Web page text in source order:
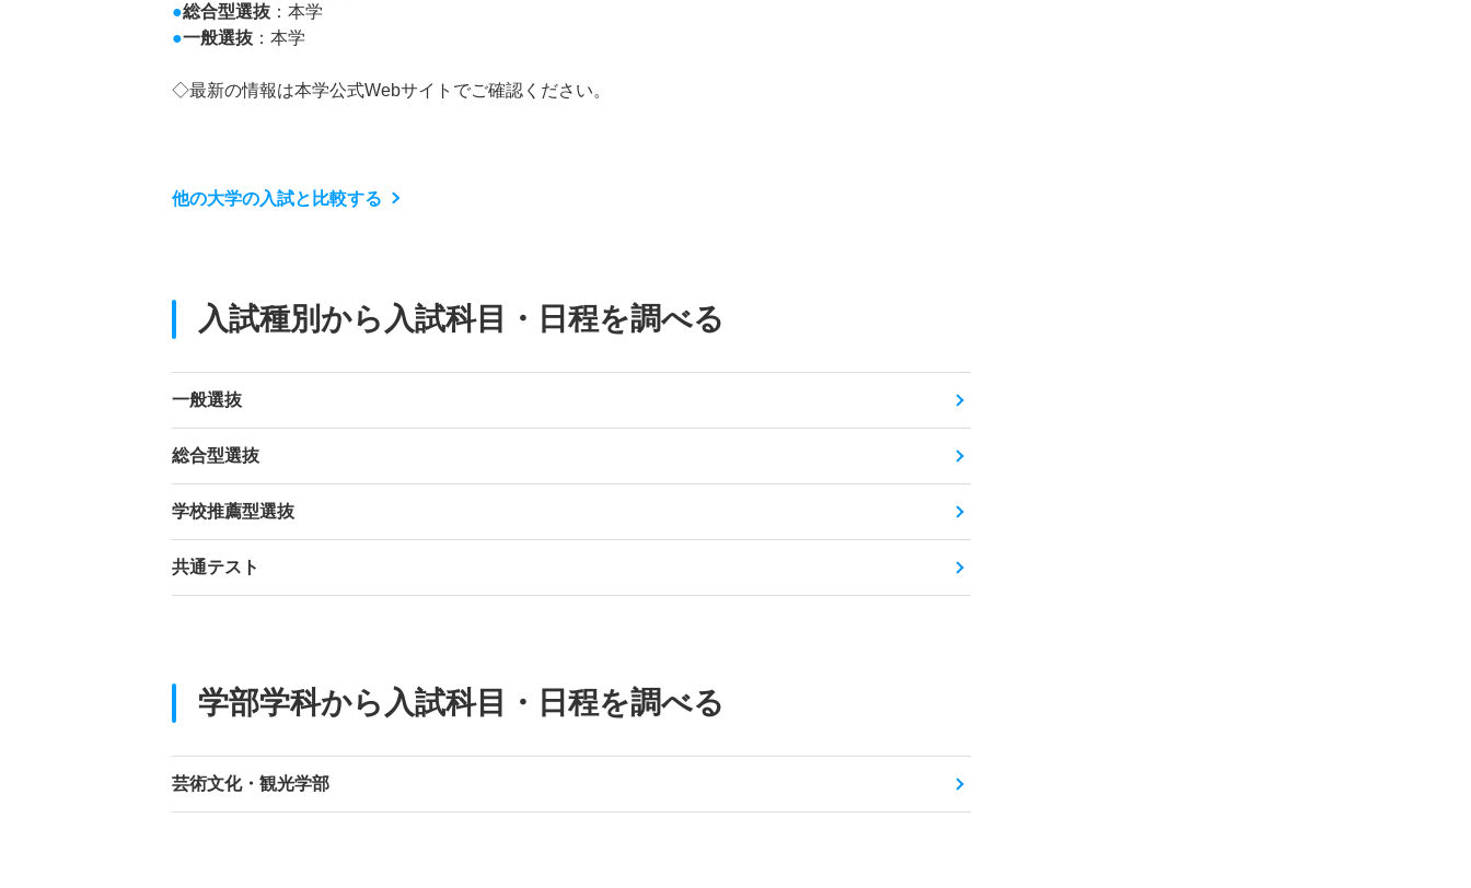
●総合型選抜 ：本学
●一般選抜 ：本学
◇最新の情報は本学公式Webサイトでご確認ください。
他の大学の入試と比較する
入試種別から入試科目・日程を調べる
一般選抜
総合型選抜
学校推薦型選抜
共通テスト
学部学科から入試科目・日程を調べる
芸術文化・観光学部